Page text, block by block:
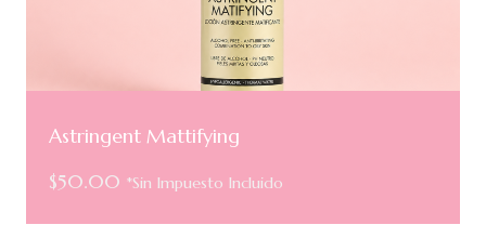
Astringent Mattifying
$50.00 *Sin Impuesto Incluido